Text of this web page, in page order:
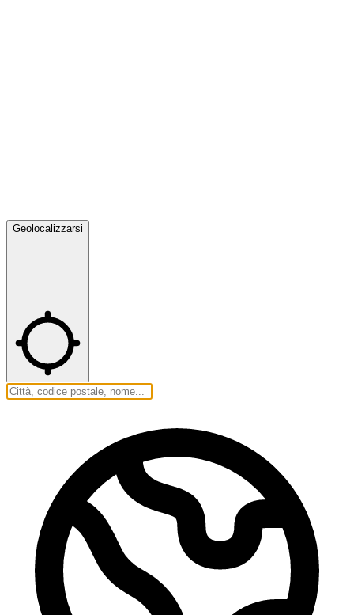
Geolocalizzarsi